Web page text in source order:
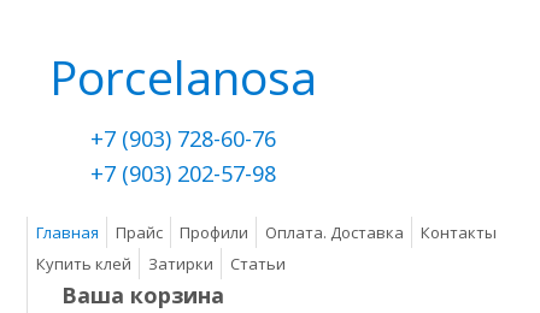
Porcelanosa
+7 (903) 728-60-76
+7 (903) 202-57-98
Главная Прайс Профили Оплата. Доставка
Контакты
Купить клей
Затирки Статьи
Ваша корзина